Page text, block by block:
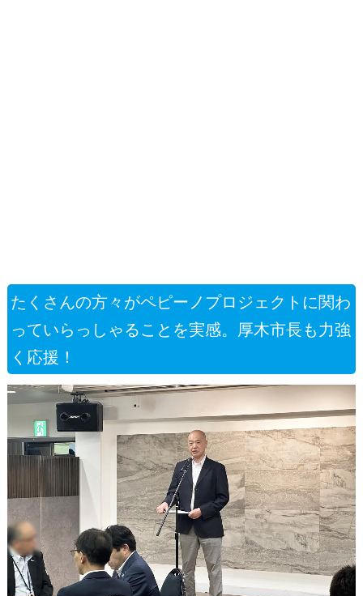
たくさんの方々がペピーノプロジェクトに関わ
っていらっしゃることを実感。厚木市長も力強
く応援！